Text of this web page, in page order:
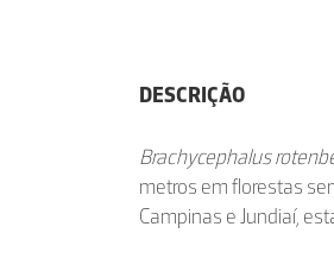
DESCRIÇÃO
Brachycephalus
metros em florestas
Campinas e Jundiaí,